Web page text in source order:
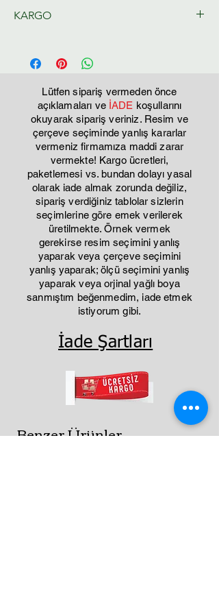
olarak hazırlanacaktır.
KARGO
Lütfen sipariş vermeden önce
açıklamaları ve İADE koşullarını
okuyarak sipariş veriniz. Resim ve
çerçeve seçiminde yanlış kararlar
vermeniz firmamıza maddi zarar
vermekte! Kargo ücretleri,
paketlemesi vs. bundan dolayı yasal
olarak iade almak zorunda değiliz,
sipariş verdiğiniz tablolar sizlerin
seçimlerine göre emek verilerek
üretilmekte. Örnek vermek
gerekirse resim seçimini yanlış
yaparak veya çerçeve seçimini
yanlış yaparak; ölçü seçimini yanlış
yaparak veya orjinal yağlı boya
sanmıştım beğenmedim, iade etmek
istiyorum gibi.
İade Şartları
Benzer Ürünler